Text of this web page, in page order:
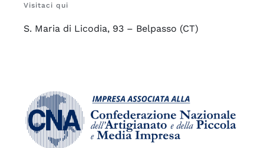
Visitaci qui
S. Maria di Licodia, 93 – Belpasso (CT)